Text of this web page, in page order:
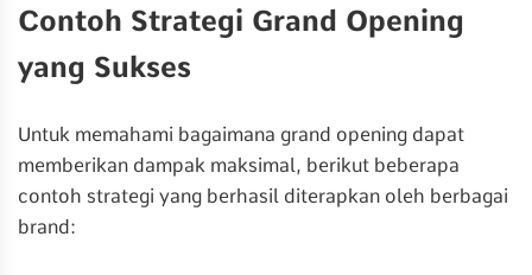
Contoh Strategi Grand Opening
yang Sukses
Untuk memahami bagaimana grand opening dapat
memberikan dampak maksimal, berikut beberapa
contoh strategi yang berhasil diterapkan oleh berbagai
brand: